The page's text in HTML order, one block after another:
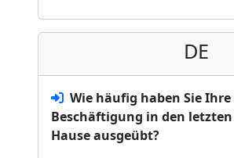
DE
Wie häufig haben Sie
Beschäftigung in den
Hause ausgeübt?